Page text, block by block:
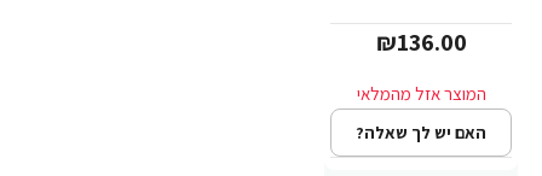
₪136.00
האם יש לך שאלה?